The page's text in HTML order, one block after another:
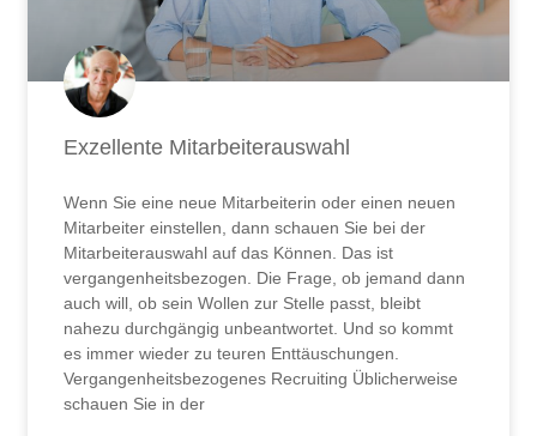
Exzellente Mitarbeiterauswahl
Wenn Sie eine neue Mitarbeiterin oder einen neuen
Mitarbeiter einstellen, dann schauen Sie bei der
Mitarbeiterauswahl auf das Können. Das ist
vergangenheitsbezogen. Die Frage, ob jemand dann
auch will, ob sein Wollen zur Stelle passt, bleibt
nahezu durchgängig unbeantwortet. Und so kommt
es immer wieder zu teuren Enttäuschungen.
Vergangenheitsbezogenes Recruiting Üblicherweise
schauen Sie in der